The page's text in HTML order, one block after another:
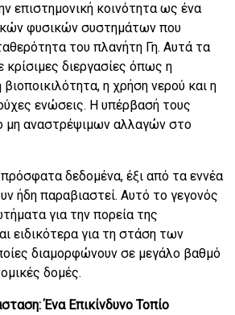
επιστημονική κοινότητα ως ένα
φυσικών συστημάτων που
του πλανήτη Γη. Αυτά τα
κρίσιμες διεργασίες όπως η
βιοποικιλότητα, η χρήση νερού και η
ενώσεις. Η υπέρβασή τους
μη αναστρέψιμων αλλαγών στο
δεδομένα, έξι από τα εννέα
ήδη παραβιαστεί. Αυτό το γεγονός
για την πορεία της
ειδικότερα για τη στάση των
διαμορφώνουν σε μεγάλο βαθμό
δομές.
Ένα Επικίνδυνο Τοπίο